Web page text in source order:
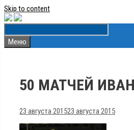
Skip to content
Меню
50 МАТЧЕЙ
23 августа 201523 августа 2015